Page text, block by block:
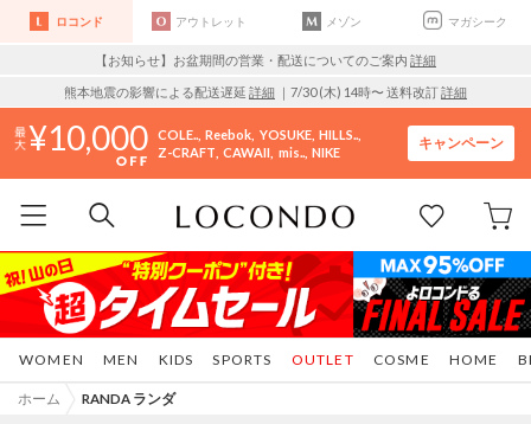
ロコンド アウトレット メゾン マガシーク
【お知らせ】お盆期間の営業・配送についてのご案内 詳細
熊本地震の影響による配送遅延 詳細 ｜7/30 (木) 14時〜 送料改訂詳細
10,000 COLE.. Reebok YOSUKE HILLS..
Z-CRAFT CAWAII mis.. NIKE
キャンペーン
WOMEN MEN KIDS SPORTS COSME HOME
OUTLET
ホーム RANDA ランダ